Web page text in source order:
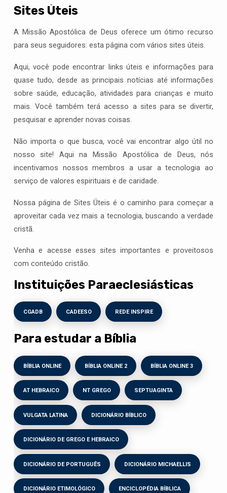
Úteis
Sites Úteis
A Missão Apostólica de Deus oferece um ótimo recurso
para seus seguidores: esta página com vários sites úteis.
Aqui, você pode encontrar links úteis e informações para
quase tudo, desde as principais notícias até informações
sobre saúde, educação, atividades para crianças e muito
mais. Você também terá acesso a sites para se divertir,
pesquisar e aprender novas coisas.
Não importa o que busca, você vai encontrar algo útil no
nosso site! Aqui na Missão Apostólica de Deus, nós
incentivamos nossos membros a usar a tecnologia ao
serviço de valores espirituais e de caridade.
Nossa página de Sites Úteis é o caminho para começar a
aproveitar cada vez mais a tecnologia, buscando a verdade
cristã.
Venha e acesse esses sites importantes e proveitosos
com conteúdo cristão.
Instituições Paraeclesiásticas
CGADB CADEESO REDE INSPIRE
Para estudar a Bíblia
BÍBLIA ONLINE BÍBLIA ONLINE 2 BÍBLIA ONLINE 3
AT HEBRAICO NT GREGO SEPTUAGINTA
VULGATA LATINA DICIONÁRIO BÍBLICO
DICIONÁRIO DE GREGO E HEBRAICO
DICIONÁRIO DE PORTUGUÊS DICIONÁRIO MICHAELLIS
DICIONÁRIO ETIMOLÓGICO ENCICLOPÉDIA BÍBLICA